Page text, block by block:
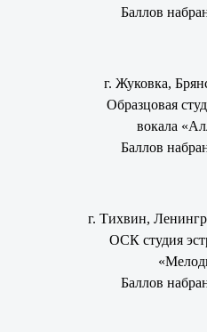
Баллов
г. Жуковка,
Образцовая
вокала
Баллов
г. Тихвин,
ОСК студия
Баллов